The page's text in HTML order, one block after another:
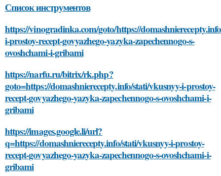
Список инструментов
https://vinogradinka.com/goto/https://
i-prostoy-recept-govyazhego-yazyka-zapechennogo-s-
ovoshchami-i-gribami
https://narfu.ru/bitrix/rk.php?
goto=https://domashnierecepty.info/stati/vkusnyy-i-prostoy-
recept-govyazhego-yazyka-zapechennogo-s-ovoshchami-i-
gribami
https://images.google.li/url?
q=https://domashnierecepty.info/stati/vkusnyy-i-prostoy-
recept-govyazhego-yazyka-zapechennogo-s-ovoshchami-i-
gribami